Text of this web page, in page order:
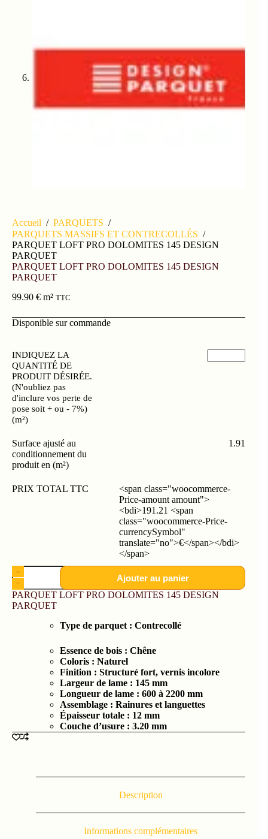
Accueil / PARQUETS /
PARQUETS MASSIFS ET CONTRECOLLÉS /
PARQUET LOFT PRO DOLOMITES 145 DESIGN
PARQUET
PARQUET LOFT PRO DOLOMITES 145 DESIGN
PARQUET
99.90 € m² TTC
Disponible sur commande
INDIQUEZ LA
QUANTITÉ DE
PRODUIT DÉSIRÉE.
(N'oubliez pas
d'inclure vos perte de
pose soit + ou - 7%)
(m²)
Surface ajusté au
conditionnement du
produit en (m²)
1.91
PRIX TOTAL TTC
<span class="woocommerce-
Price-amount amount">
<bdi>191.21 <span
class="woocommerce-Price-
currencySymbol"
translate="no">€</span></bdi>
</span>
Ajouter au panier
PARQUET LOFT PRO DOLOMITES 145 DESIGN
PARQUET
Type de parquet : Contrecollé
Essence de bois : Chêne
Coloris : Naturel
Finition : Structuré fort, vernis incolore
Largeur de lame : 145 mm
Longueur de lame : 600 à 2200 mm
Assemblage : Rainures et languettes
Épaisseur totale : 12 mm
Couche d’usure : 3.20 mm
Description
Informations complémentaires